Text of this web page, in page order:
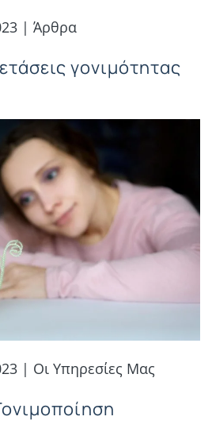
| Άρθρα
γονιμότητας
| Οι Υπηρεσίες Μας